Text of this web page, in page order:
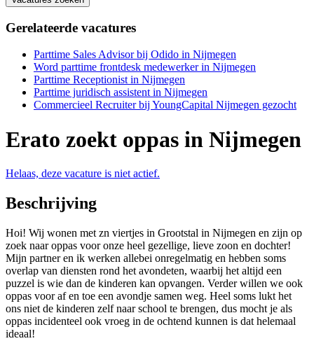
Gerelateerde vacatures
Parttime Sales Advisor bij Odido in Nijmegen
Word parttime frontdesk medewerker in Nijmegen
Parttime Receptionist in Nijmegen
Parttime juridisch assistent in Nijmegen
Commercieel Recruiter bij YoungCapital Nijmegen gezocht
Erato zoekt oppas in Nijmegen
Helaas, deze vacature is niet actief.
Beschrijving
Hoi! Wij wonen met zn viertjes in Grootstal in Nijmegen en zijn op
zoek naar oppas voor onze heel gezellige, lieve zoon en dochter!
Mijn partner en ik werken allebei onregelmatig en hebben soms
overlap van diensten rond het avondeten, waarbij het altijd een
puzzel is wie dan de kinderen kan opvangen. Verder willen we ook
oppas voor af en toe een avondje samen weg. Heel soms lukt het
ons niet de kinderen zelf naar school te brengen, dus mocht je als
oppas incidenteel ook vroeg in de ochtend kunnen is dat helemaal
ideaal!